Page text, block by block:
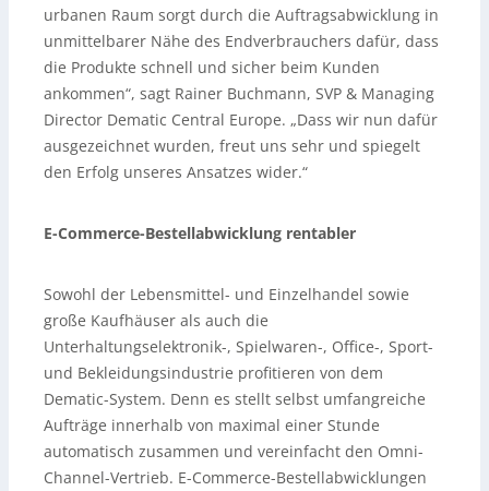
urbanen Raum sorgt durch die Auftragsabwicklung in
unmittelbarer Nähe des Endverbrauchers dafür, dass
die Produkte schnell und sicher beim Kunden
ankommen“, sagt Rainer Buchmann, SVP & Managing
Director Dematic Central Europe. „Dass wir nun dafür
ausgezeichnet wurden, freut uns sehr und spiegelt
den Erfolg unseres Ansatzes wider.“
E-Commerce-Bestellabwicklung rentabler
Sowohl der Lebensmittel- und Einzelhandel sowie
große Kaufhäuser als auch die
Unterhaltungselektronik-, Spielwaren-, Office-, Sport-
und Bekleidungsindustrie profitieren von dem
Dematic-System. Denn es stellt selbst umfangreiche
Aufträge innerhalb von maximal einer Stunde
automatisch zusammen und vereinfacht den Omni-
Channel-Vertrieb. E-Commerce-Bestellabwicklungen